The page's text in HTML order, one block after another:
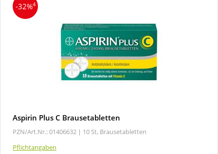
-32%4
Aspirin Plus C Brausetabletten
PZN/Art.Nr.: 01406632 | 10 St, Brausetabletten
Pflichtangaben